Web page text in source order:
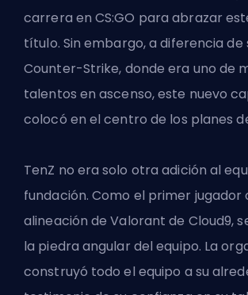
carrera en CS:GO para abrazar
título. Sin embargo, a diferencia de
Counter-Strike, donde era uno de
talentos en ascenso, este nuevo
colocó en el centro de los planes
TenZ no era solo otra adición al
fundación. Como el primer jugador
alineación de Valorant de Cloud9,
la piedra angular del equipo. La
construyó todo el equipo a su